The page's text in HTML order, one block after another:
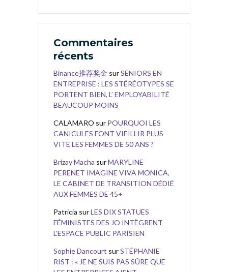
Commentaires
récents
Binance推荐奖金 surSENIORS EN
ENTREPRISE : LES STÉRÉOTYPES SE
PORTENT BIEN, L’ EMPLOYABILITÉ
BEAUCOUP MOINS
CALAMARO sur POURQUOI LES
CANICULES FONT VIEILLIR PLUS
VITE LES FEMMES DE 50 ANS ?
Brizay Macha surMARYLINE
PERENET IMAGINE VIVA MONICA,
LE CABINET DE TRANSITION DÉDIÉ
AUX FEMMES DE 45+
Patricia surLES DIX STATUES
FÉMINISTES DES JO INTÈGRENT
L’ESPACE PUBLIC PARISIEN
Sophie Dancourt surSTÉPHANIE
RIST : « JE NE SUIS PAS SÛRE QUE